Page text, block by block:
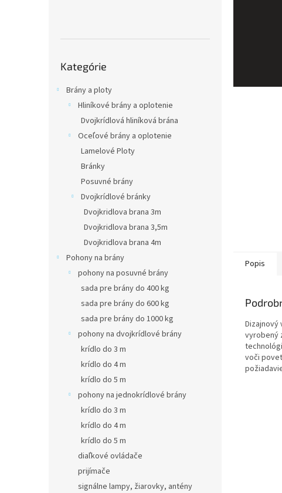
kategórie
Kategórie
Brány a ploty
Hliníkové brány a oplotenie
Dvojkrídlová hliníková brána
Oceľové brány a oplotenie
Lamelové Ploty
Bránky
Posuvné brány
Dvojkrídlové bránky
Dvojkridlova brana 3m
Dvojkridlova brana 3,5m
Dvojkridlova brana 4m
Pohony na brány
pohony na posuvné brány
sada pre brány do 400 kg
sada pre brány do 600 kg
sada pre brány do 1000 kg
pohony na dvojkrídlové brány
krídlo do 3 m
krídlo do 4 m
krídlo do 5 m
pohony na jednokrídlové brány
krídlo do 3 m
krídlo do 4 m
krídlo do 5 m
diaľkové ovládače
prijímače
signálne lampy, žiarovky, antény
Popis
Dizajnový
vyrobený
voči